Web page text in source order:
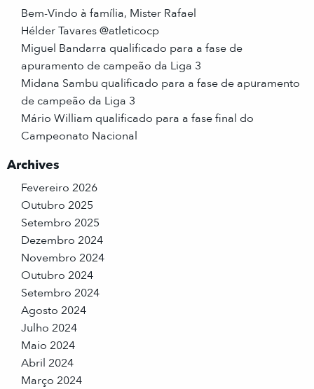
Bem-Vindo à família, Mister Rafael
Hélder Tavares @atleticocp
Miguel Bandarra qualificado para a fase de
apuramento de campeão da Liga 3
Midana Sambu qualificado para a fase de apuramento
de campeão da Liga 3
Mário William qualificado para a fase final do
Campeonato Nacional
Archives
Fevereiro 2026
Outubro 2025
Setembro 2025
Dezembro 2024
Novembro 2024
Outubro 2024
Setembro 2024
Agosto 2024
Julho 2024
Maio 2024
Abril 2024
Março 2024